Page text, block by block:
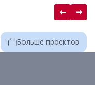
Больше проектов